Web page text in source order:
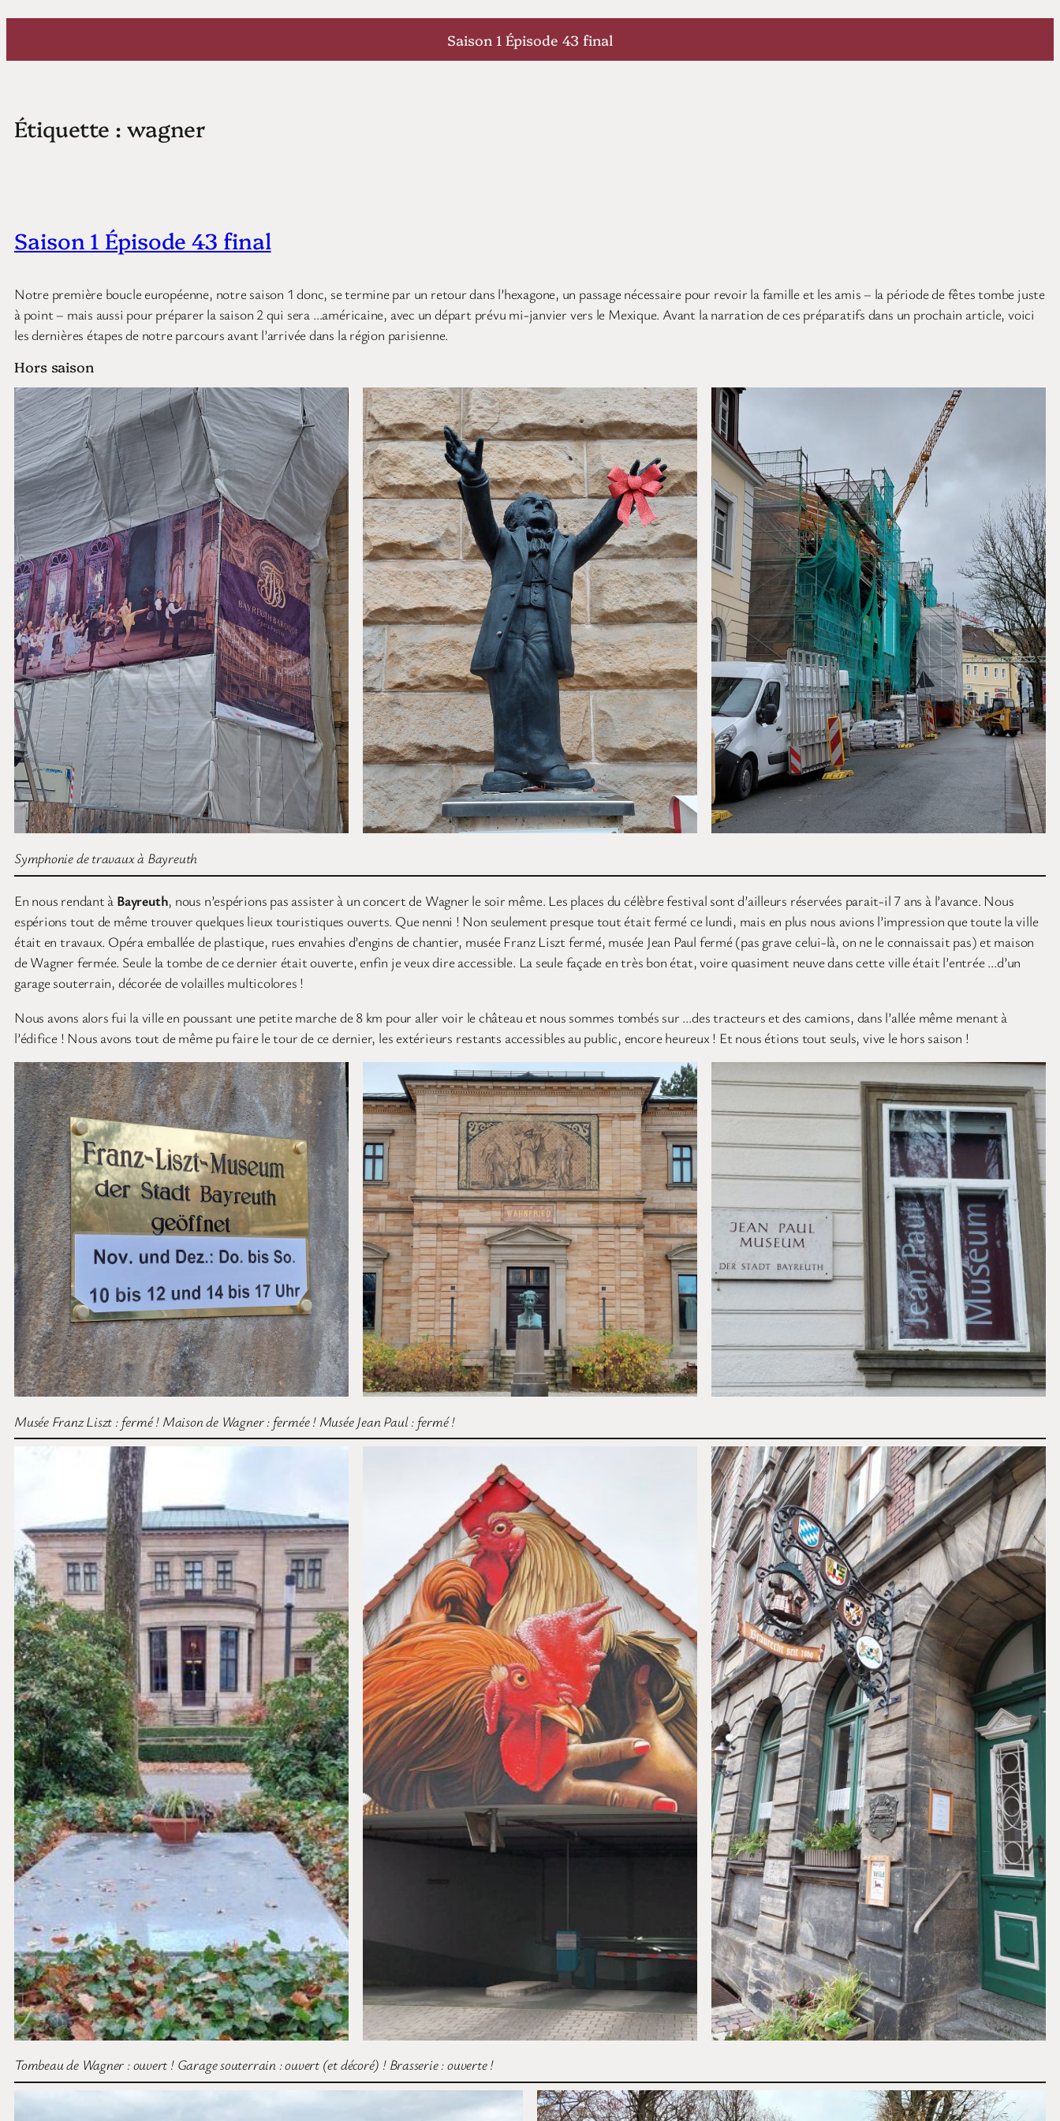
Aller
contenu
Saison 1 Épisode 43 final
Étiquette : wagner
Saison 1 Épisode 43 final
Notre première boucle européenne, notre saison 1 donc, se termine par un retour dans l’hexagone, un passage nécessaire pour revoir la famille et les amis – la période de fêtes tombe juste
à point – mais aussi pour préparer la saison 2 qui sera …américaine, avec un départ prévu mi-janvier vers le Mexique. Avant la narration de ces préparatifs dans un prochain article, voici
les dernières étapes de notre parcours avant l’arrivée dans la région parisienne.
Hors saison
Symphonie de travaux à Bayreuth
En nous rendant à Bayreuth, nous n’espérions pas assister à un concert de Wagner le soir même. Les places du célèbre festival sont d’ailleurs réservées parait-il 7 ans à l’avance. Nous
espérions tout de même trouver quelques lieux touristiques ouverts. Que nenni ! Non seulement presque tout était fermé ce lundi, mais en plus nous avions l’impression que toute la ville
était en travaux. Opéra emballée de plastique, rues envahies d’engins de chantier, musée Franz Liszt fermé, musée Jean Paul fermé (pas grave celui-là, on ne le connaissait pas) et maison
de Wagner fermée. Seule la tombe de ce dernier était ouverte, enfin je veux dire accessible. La seule façade en très bon état, voire quasiment neuve dans cette ville était l’entrée …d’un
garage souterrain, décorée de volailles multicolores !
Nous avons alors fui la ville en poussant une petite marche de 8 km pour aller voir le château et nous sommes tombés sur …des tracteurs et des camions, dans l’allée même menant à
l’édifice ! Nous avons tout de même pu faire le tour de ce dernier, les extérieurs restants accessibles au public, encore heureux ! Et nous étions tout seuls, vive le hors saison !
Musée Franz Liszt : fermé ! Maison de Wagner : fermée ! Musée Jean Paul : fermé !
Tombeau de Wagner : ouvert ! Garage souterrain : ouvert (et décoré) ! Brasserie : ouverte !